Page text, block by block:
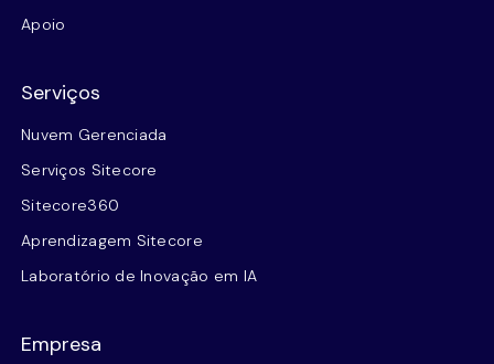
Apoio
Serviços
Nuvem Gerenciada
Serviços Sitecore
Sitecore360
Aprendizagem Sitecore
Laboratório de Inovação em IA
Empresa